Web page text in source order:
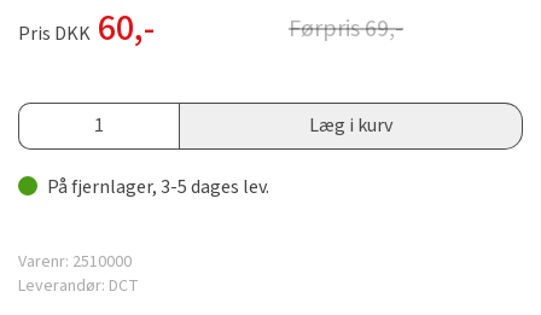
Pris DKK 60,- Førpris69,-
Læg i kurv
På fjernlager, 3-5 dages lev.
Varenr: 2510000
Leverandør: DCT